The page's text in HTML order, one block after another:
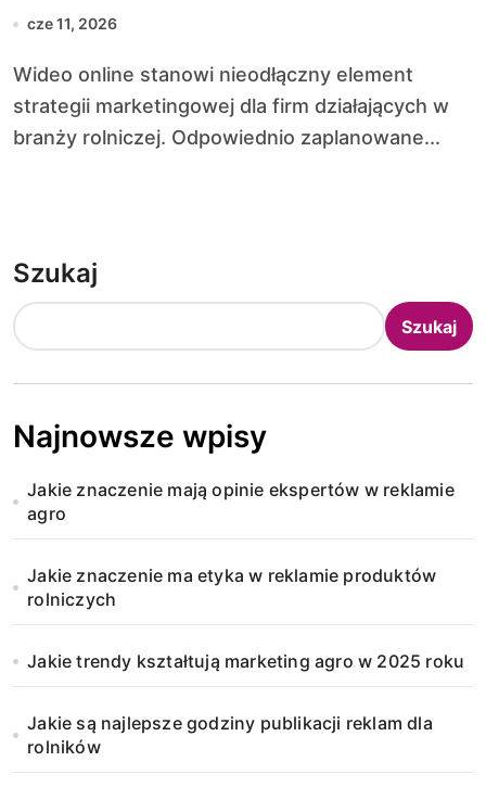
cze 11, 2026
Wideo online stanowi nieodłączny element
strategii marketingowej dla firm działających w
branży rolniczej. Odpowiednio zaplanowane...
Szukaj
Szukaj
Najnowsze wpisy
Jakie znaczenie mają opinie ekspertów w reklamie
agro
Jakie znaczenie ma etyka w reklamie produktów
rolniczych
Jakie trendy kształtują marketing agro w 2025 roku
Jakie są najlepsze godziny publikacji reklam dla
rolników